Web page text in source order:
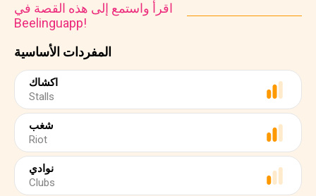
المفردات الأساسية
اكشاك
Stalls
شغب
Riot
نوادي
Clubs
اقرأ واستمع إلى هذه القصة في
Beelinguapp!